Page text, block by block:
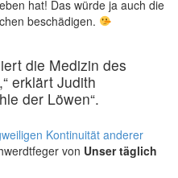
hat! Das würde ja auch die
beschädigen.
die Medizin des
erklärt Judith
der Löwen“.
Kontinuität anderer
von Unser täglich